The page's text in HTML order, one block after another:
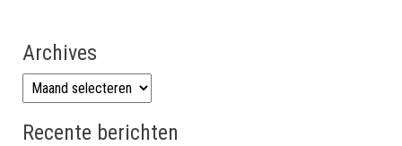
Archives
Archives
Recente berichten